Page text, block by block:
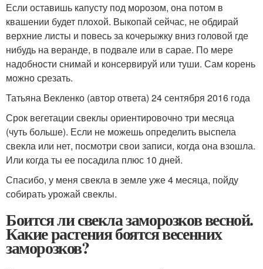
Если оставишь капусту под морозом, она потом в
квашении будет плохой. Выкопай сейчас, не обдирай
верхние листы и повесь за кочерыжку вниз головой где
нибудь на веранде, в подвале или в сарае. По мере
надобности снимай и консервируй или туши. Сам корень
можно срезать.
Татьяна Векленко (автор ответа) 24 сентября 2016 года
Срок вегетации свеклы ориентировочно три месяца
(чуть больше). Если не можешь определить выспела
свекла или нет, посмотри свои записи, когда она взошла.
Или когда ты ее посадила плюс 10 дней.
Спасибо, у меня свекла в земле уже 4 месяца, пойду
собирать урожай свеклы.
Боится ли свекла заморозков весной.
Какие растения боятся весенних
заморозков?